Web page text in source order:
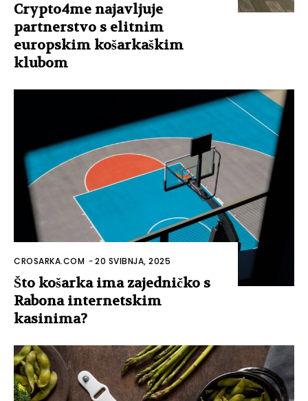
Crypto4me najavljuje
partnerstvo s elitnim
europskim košarkaškim
klubom
CROSARKA.COM -20 SVIBNJA, 2025
Što košarka ima zajedničko s
Rabona internetskim
kasinima?